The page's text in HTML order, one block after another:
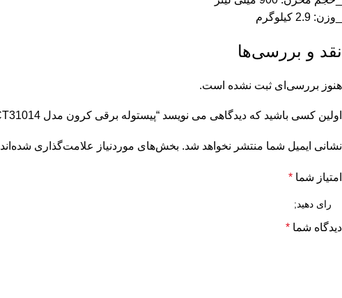
_وزن: 2.9 کیلوگرم
نقد و بررسی‌ها
هنوز بررسی‌ای ثبت نشده است.
اولین کسی باشید که دیدگاهی می نویسد “پیستوله برقی کرون مدل CT31014 ظرفیت ۶۰۰ وات خرطومی”
نشانی ایمیل شما منتشر نخواهد شد. بخش‌های موردنیاز علامت‌گذاری شده‌اند
امتیاز شما *
دیدگاه شما *